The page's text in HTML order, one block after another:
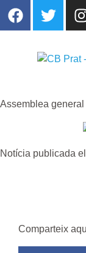
Assemblea
Notícia publicada
Comparteix